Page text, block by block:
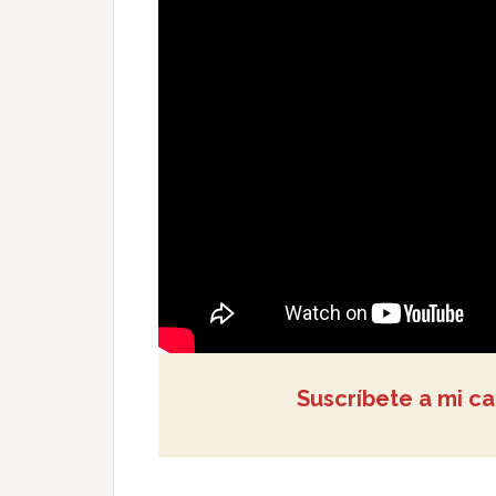
Suscríbete a mi